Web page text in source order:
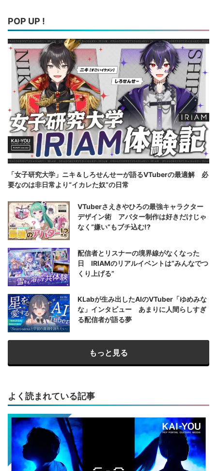
POP UP !
「女子研究大学」ニキ＆しろせんせーが語るVTuberの最適解 必
要なのは非日常より“イカレた奴”の日常
VTuberさえきやひろの最強キャラクター
デザイン術 アバター制作は好きだけじゃ
なく“嫌い”もブチ込む!?
配信者とリスナーの境界線がなくなった
日 IRIAMのリアルイベントは“みんなでつ
くり上げる”
KLabが生み出したAIのVTuber「ゆめみな
な」インタビュー あまりに人間らしすぎ
る配信者が語る夢
もっと見る
よく読まれている記事